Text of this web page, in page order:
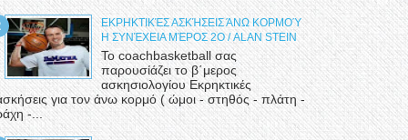
ΕΚΡΗΚΤΙΚΈΣ ΑΣΚΉΣΕΙΣ ΆΝΩ ΚΟΡΜΟΎ
Η ΣΥΝΈΧΕΙΑ ΜΈΡΟΣ 2Ο / ALAN STEIN
Το coachbasketball σας
παρουσίάζει το β΄μερος
ασκησιολογίου Εκρηκτικές
για τον άνω κορμό ( ώμοι - στηθός - πλάτη -
-...